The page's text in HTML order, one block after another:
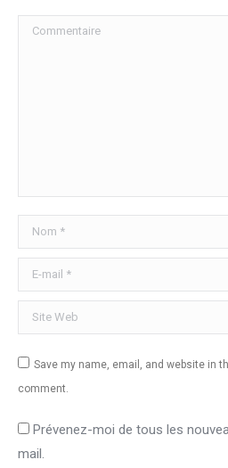
Commentaire
Nom *
E-mail *
Site Web
Save my name, email, and website in
comment.
Prévenez-moi de tous les
mail.